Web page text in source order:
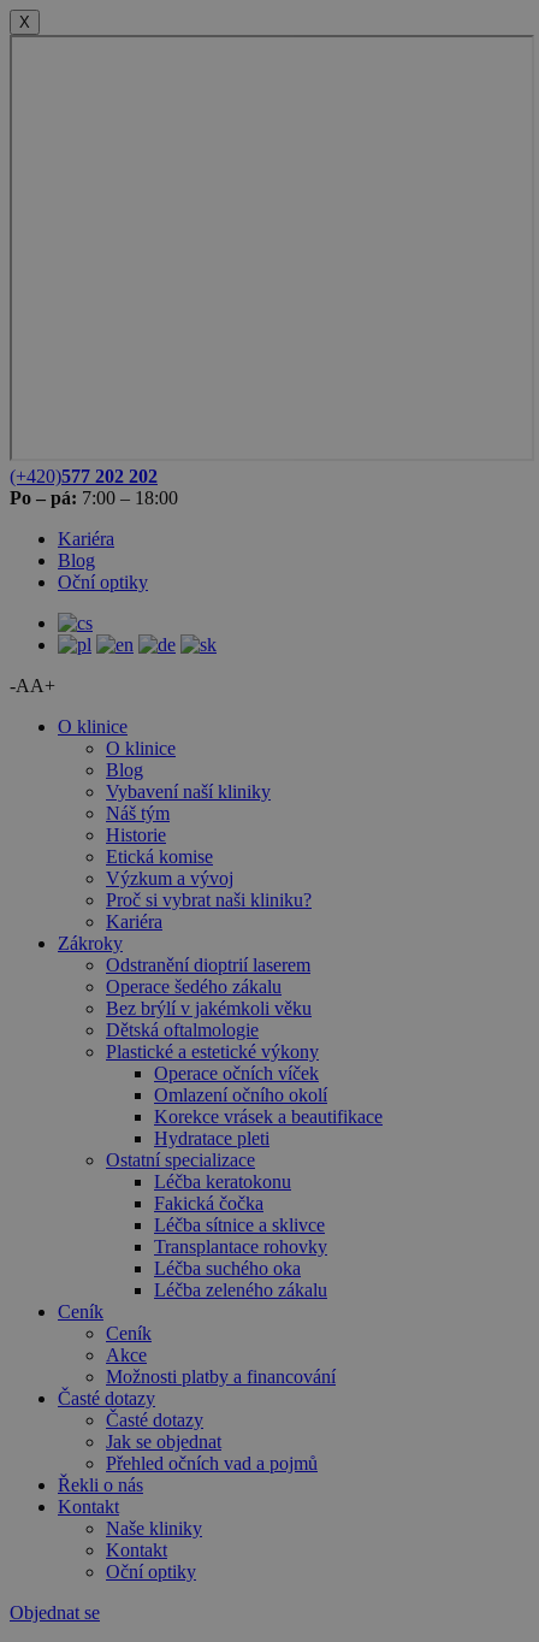
X
(+420)577 202 202
Po – pá: 7:00 – 18:00
Kariéra
Blog
Oční optiky
-AA+
O klinice
O klinice
Blog
Vybavení naší kliniky
Náš tým
Historie
Etická komise
Výzkum a vývoj
Proč si vybrat naši kliniku?
Kariéra
Zákroky
Odstranění dioptrií laserem
Operace šedého zákalu
Bez brýlí v jakémkoli věku
Dětská oftalmologie
Plastické a estetické výkony
Operace očních víček
Omlazení očního okolí
Korekce vrásek a beautifikace
Hydratace pleti
Ostatní specializace
Léčba keratokonu
Fakická čočka
Léčba sítnice a sklivce
Transplantace rohovky
Léčba suchého oka
Léčba zeleného zákalu
Ceník
Ceník
Akce
Možnosti platby a financování
Časté dotazy
Časté dotazy
Jak se objednat
Přehled očních vad a pojmů
Řekli o nás
Kontakt
Naše kliniky
Kontakt
Oční optiky
Objednat se